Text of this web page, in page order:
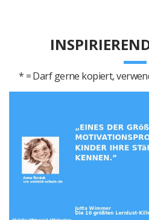
* = Darf gerne kopiert,